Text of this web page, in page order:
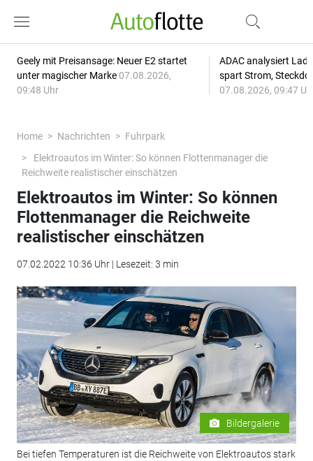
Geely mit Preisansage: Neuer E2 startet
unter magischer Marke 07.08.2026,
09:48 Uhr
ADAC analysiert
spart Strom,
07.08.2026, 09:47
Home Nachrichten
Fuhrpark
Elektroautos im Winter: So können Flottenmanager die
Reichweite realistischer einschätzen
Elektroautos im Winter: So können
Flottenmanager die Reichweite
realistischer einschätzen
07.02.2022 10:36 Uhr | Lesezeit: 3 min
Bildergalerie
Bei tiefen Temperaturen ist die Reichweite von Elektroautos stark